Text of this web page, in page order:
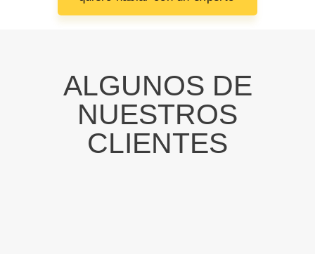
ALGUNOS DE
NUESTROS
CLIENTES